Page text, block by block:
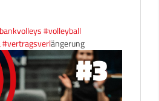
#volleyball
#vertragsverlängerung